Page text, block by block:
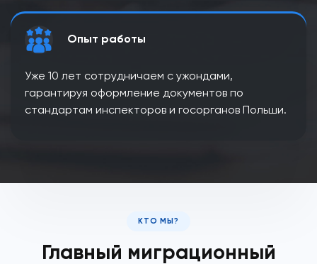
Опыт работы
Уже 10 лет сотрудничаем с ужондами,
гарантируя оформление документов по
стандартам инспекторов и госорганов Польши.
КТО МЫ?
Главный миграционный